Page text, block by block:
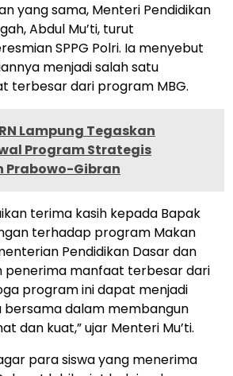
yang sama, Menteri Pendidikan
Abdul Mu’ti, turut
SPPG Polri. Ia menyebut
menjadi salah satu
terbesar dari program MBG.
Lampung Tegaskan
Program Strategis
Prabowo-Gibran
terima kasih kepada Bapak
terhadap program Makan
Pendidikan Dasar dan
penerima manfaat terbesar dari
program ini dapat menjadi
bersama dalam membangun
dan kuat,” ujar Menteri Mu’ti.
para siswa yang menerima